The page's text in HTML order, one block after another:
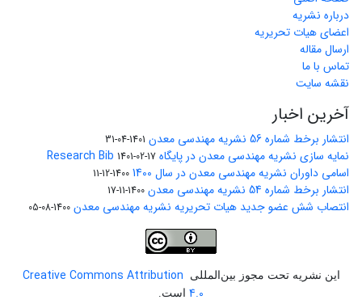
درباره نشریه
اعضای هیات تحریریه
ارسال مقاله
تماس با ما
نقشه سایت
آخرین اخبار
انتشار برخط شماره 56 نشریه مهندسی معدن 1401-04-31
نمایه سازی نشریه مهندسی معدن در پایگاه Research Bib 1401-02-17
اسامی داوران نشریه مهندسی معدن در سال 1400 1400-12-11
انتشار برخط شماره 54 نشریه مهندسی معدن 1400-11-17
انتصاب شش عضو جدید هیات تحریریه نشریه مهندسی معدن 1400-08-05
این نشریه تحت مجوز بین‌المللی
Creative Commons Attribution
4.0 است.